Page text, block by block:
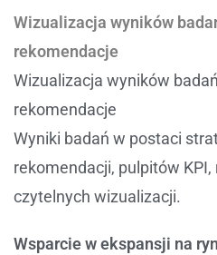
Wizualizacja wyników
rekomendacje
Wizualizacja wyników
rekomendacje
Wyniki badań w postaci
rekomendacji, pulpitów
czytelnych wizualizacji.
Wsparcie w ekspansji na